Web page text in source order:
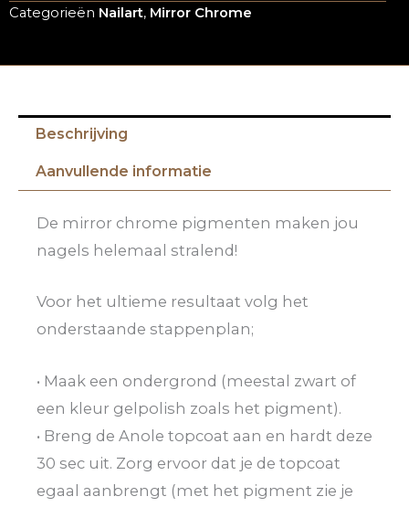
Categorieën Nailart, Mirror Chrome
Beschrijving
Aanvullende informatie
De mirror chrome pigmenten maken jou
nagels helemaal stralend!
Voor het ultieme resultaat volg het
onderstaande stappenplan;
• Maak een ondergrond (meestal zwart of
een kleur gelpolish zoals het pigment).
• Breng de Anole topcoat aan en hardt deze
30 sec uit. Zorg ervoor dat je de topcoat
egaal aanbrengt (met het pigment zie je